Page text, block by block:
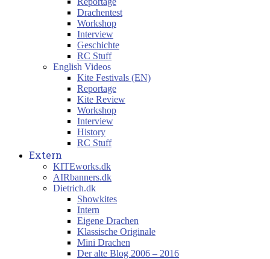
Drachentest
Workshop
Interview
Geschichte
RC Stuff
English Videos
Kite Festivals (EN)
Reportage
Kite Review
Workshop
Interview
History
RC Stuff
Extern
KITEworks.dk
AIRbanners.dk
Dietrich.dk
Showkites
Intern
Eigene Drachen
Klassische Originale
Mini Drachen
Der alte Blog 2006 – 2016